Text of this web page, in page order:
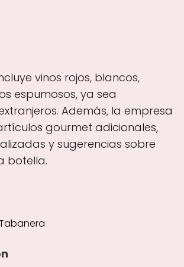
vinos rojos, blancos,
espumosos, ya sea
Además, la empresa
gourmet adicionales,
y sugerencias sobre
botella.